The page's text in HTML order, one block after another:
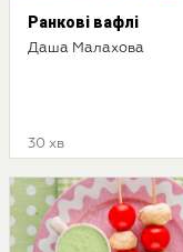
Ранкові вафлі
Даша Малахова
30 хв